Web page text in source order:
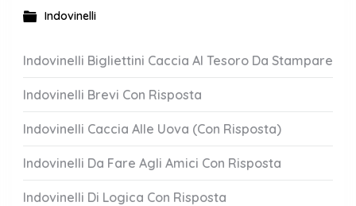
Indovinelli
Indovinelli Bigliettini Caccia Al Tesoro Da Stampare
Indovinelli Brevi Con Risposta
Indovinelli Caccia Alle Uova (Con Risposta)
Indovinelli Da Fare Agli Amici Con Risposta
Indovinelli Di Logica Con Risposta